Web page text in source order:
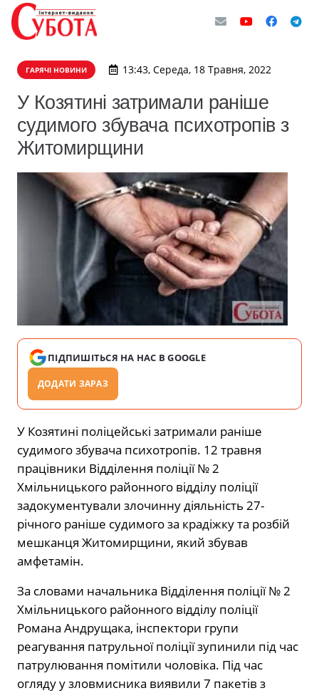
ГАРЯЧІ НОВИНИ 13:43, Середа, 18 Травня, 2022
У Козятині затримали раніше
судимого збувача психотропів з
Житомирщини
ПІДПИШІТЬСЯ НА НАС В GOOGLE
ДОДАТИ ЗАРАЗ
У Козятині поліцейські затримали раніше
судимого збувача психотропів. 12 травня
працівники Відділення поліції № 2
Хмільницького районного відділу поліції
задокументували злочинну діяльність 27-
річного раніше судимого за крадіжку та розбій
мешканця Житомирщини, який збував
амфетамін.
За словами начальника Відділення поліції № 2
Хмільницького районного відділу поліції
Романа Андрущака, інспектори групи
реагування патрульної поліції зупинили під час
патрулювання помітили чоловіка. Під час
огляду у зловмисника виявили 7 пакетів з